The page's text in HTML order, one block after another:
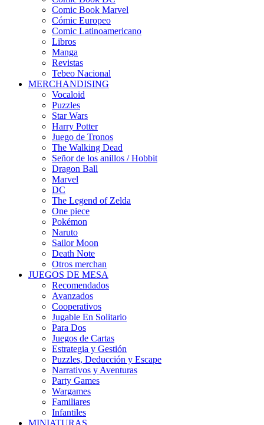
Comic Book Marvel
Cómic Europeo
Comic Latinoamericano
Libros
Manga
Revistas
Tebeo Nacional
MERCHANDISING
Vocaloid
Puzzles
Star Wars
Harry Potter
Juego de Tronos
The Walking Dead
Señor de los anillos / Hobbit
Dragon Ball
Marvel
DC
The Legend of Zelda
One piece
Pokémon
Naruto
Sailor Moon
Death Note
Otros merchan
JUEGOS DE MESA
Recomendados
Avanzados
Cooperativos
Jugable En Solitario
Para Dos
Juegos de Cartas
Estrategia y Gestión
Puzzles, Deducción y Escape
Narrativos y Aventuras
Party Games
Wargames
Familiares
Infantiles
MINIATURAS